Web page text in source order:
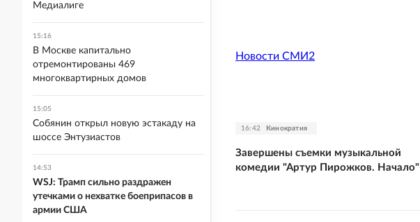
Новости СМИ2
16:42 Кинократия
Завершены съемки музыкальной
комедии "Артур Пирожков. Начало"
Медиалиге
15:16
В Москве капитально
отремонтированы 469
многоквартирных домов
15:05
Собянин открыл новую эстакаду на
шоссе Энтузиастов
14:53
WSJ: Трамп сильно раздражен
утечками о нехватке боеприпасов в
армии США